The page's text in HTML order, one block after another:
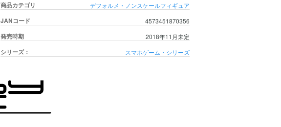
商品カテゴリ デフォルメ・ノンスケールフィギュア
JANコード 4573451870356
発売時期 2018年11月未定
シリーズ： スマホゲーム・シリーズ